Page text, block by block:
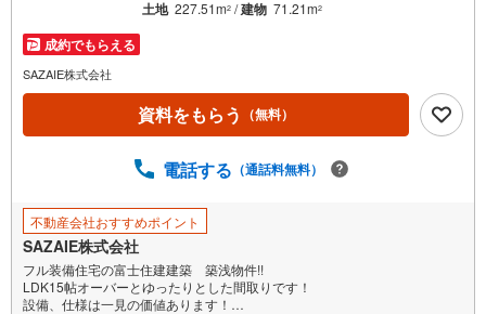
イ
ペ
ー
す
る
土地 227.51m2 /建物 71.21m2
成約でもらえる
SAZAIE株式会社
資料をもらう （無料）
電話する （通話料無料）
不動産会社おすすめポイント
SAZAIE株式会社
フル装備住宅の富士住建建築 築浅物件!!
LDK15帖オーバーとゆったりとした間取りです！
設備、仕様は一見の価値あります！